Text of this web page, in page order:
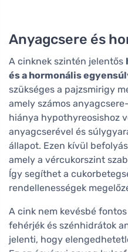
Anyagcsere és
A cinknek szintén jelentős
és a hormonális
szükséges a pajzsmirigy
amely számos
hiánya hypothyreosishoz
anyagcserével és
állapot. Ezen kívül
amely a vércukorszint
Így segíthet a
rendellenességek
A cink nem kevésbé
fehérjék és szénhidrátok
jelenti, hogy